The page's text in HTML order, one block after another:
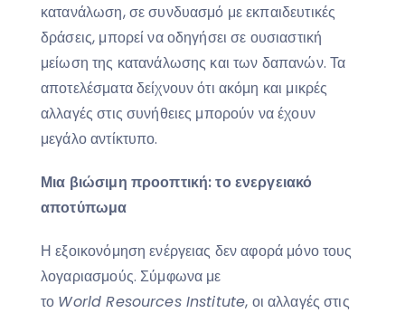
κατανάλωση, σε συνδυασμό με εκπαιδευτικές
δράσεις, μπορεί να οδηγήσει σε ουσιαστική
μείωση της κατανάλωσης και των δαπανών. Τα
αποτελέσματα δείχνουν ότι ακόμη και μικρές
αλλαγές στις συνήθειες μπορούν να έχουν
μεγάλο αντίκτυπο.
Μια βιώσιμη προοπτική: το ενεργειακό
αποτύπωμα
Η εξοικονόμηση ενέργειας δεν αφορά μόνο τους
λογαριασμούς. Σύμφωνα με
το World Resources Institute, οι αλλαγές στις